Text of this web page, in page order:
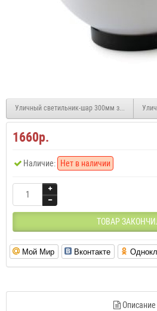
Уличный светильник-шар 300мм золотая
1660р.
Наличие: Нет в наличии
ТОВАР
Мой Мир Вконтакте
Описание